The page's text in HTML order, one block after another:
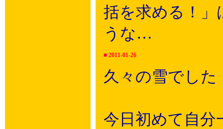
括を求める！
うな…
■ 2011-01-26
久々の雪でした
今日初めて自分